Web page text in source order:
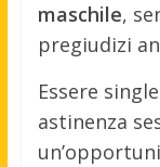
maschile,
pregiudizi
Essere
astinenza